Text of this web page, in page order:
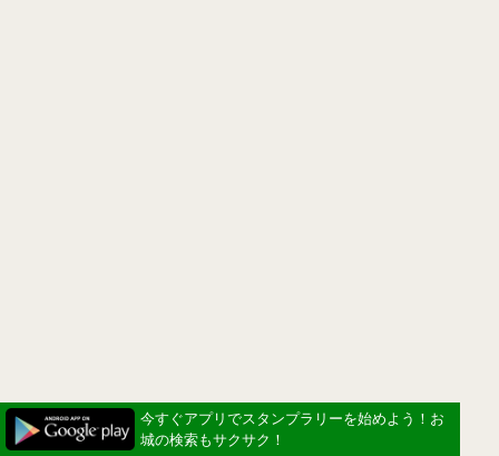
今すぐアプリでスタンプラリーを始めよう！お
城の検索もサクサク！